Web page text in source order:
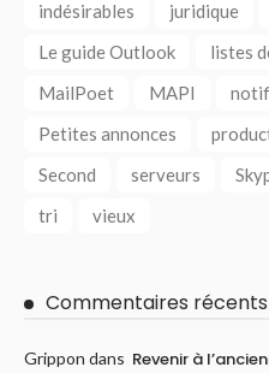
indésirables
juridique
Le guide Outlook
listes
MailPoet
MAPI
Petites annonces
Second
serveurs
tri
vieux
Commentaires récents
Grippon dans Revenir à